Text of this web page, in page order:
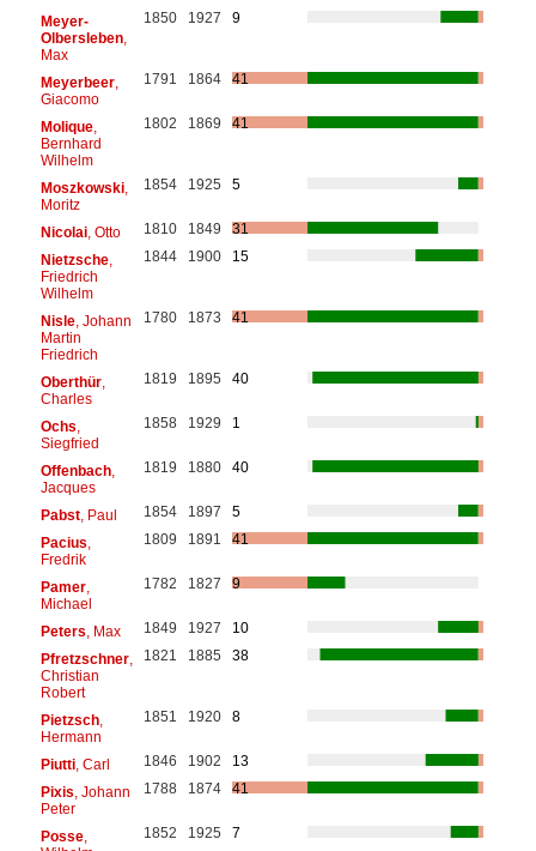
Meyer-
Olbersleben,
Max
1850 1927 9
Meyerbeer,
Giacomo
1791 1864 41
Molique,
Bernhard
Wilhelm
1802 1869 41
Moszkowski,
Moritz
1854 1925 5
Nicolai, Otto 1810 1849
31
Nietzsche,
Friedrich
Wilhelm
1844 1900 15
Nisle, Johann
Martin
Friedrich
1780 1873 41
Oberthür,
Charles
1819 1895 40
Ochs
Siegfried
1858 1929 1
Offenbach,
Jacques
1819 1880 40
Pabst, Paul 1854 1897
5
Pacius
Fredrik
1809 1891 41
Pamer,
Michael
1782 1827 9
Peters , Max 1849 1927
10
Pfretzschner,
Christian
Robert
1821 1885 38
Pietzsch,
Hermann
1851 1920 8
Piutti, Carl 1846 1902
13
Pixis , Johann
Peter
1788 1874 41
Posse,
1852 1925 7